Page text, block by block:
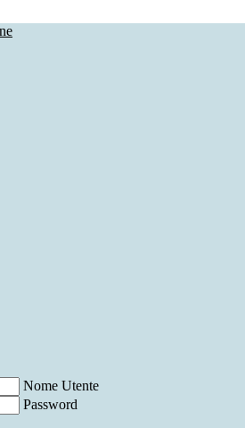
Nome Utente
Password